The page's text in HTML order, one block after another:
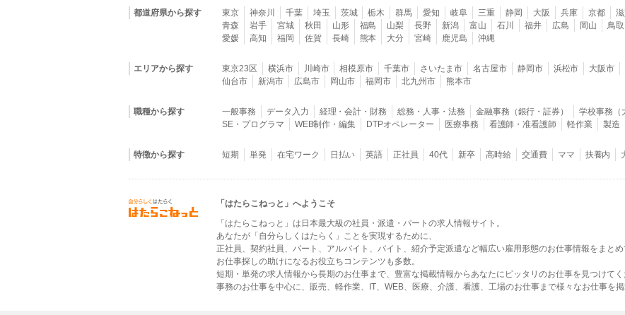
都道府県から探す 東京 神奈川 千葉 埼玉 茨城 栃木 群馬 愛知 岐阜 三重 静岡 大阪 兵庫 京都
青森
岩手 宮城 秋田 山形 福島 山梨 長野 新潟 富山 石川 福井 広島 岡山 鳥取
愛媛
高知 福岡 佐賀 長崎 熊本 大分 宮崎 鹿児島 沖縄
エリアから探す 東京23区 横浜市 川崎市 相模原市 千葉市 さいたま市 名古屋市 静岡市 浜松市 大阪市
仙台市
新潟市 広島市 岡山市 福岡市 北九州市 熊本市
職種から探す 一般事務 データ入力 経理・会計・財務 総務・人事・法務 金融事務（銀行・証券） 学校事務（
SE・プログラマ
WEB制作・編集 DTPオペレーター 医療事務 看護師・准看護師 軽作業 製造
特徴から探す 短期 単発 在宅ワーク 日払い 英語 正社員 40代 新卒 高時給 交通費 ママ 扶養内
「はたらこねっと」へようこそ
「はたらこねっと」は日本最大級の社員・派遣・パートの求人情報サイト。
あなたが「自分らしくはたらく」ことを実現するために、
正社員、契約社員、パート、アルバイト、バイト、紹介予定派遣など幅広い雇用形態のお仕事情報をまとめ
お仕事探しの助けになるお役立ちコンテンツも多数。
短期・単発の求人情報から長期のお仕事まで、豊富な掲載情報からあなたにピッタリのお仕事を見つけてく
事務のお仕事を中心に、販売、軽作業、IT、WEB、医療、介護、看護、工場のお仕事まで様々なお仕事を掲